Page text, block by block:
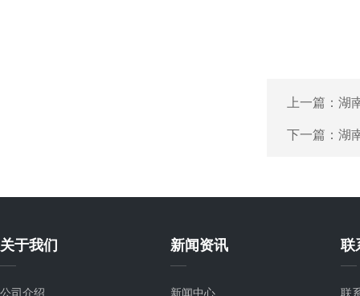
上一篇： 湖
下一篇： 湖
关于我们
公司介绍
新闻资讯
新闻中心
联
联